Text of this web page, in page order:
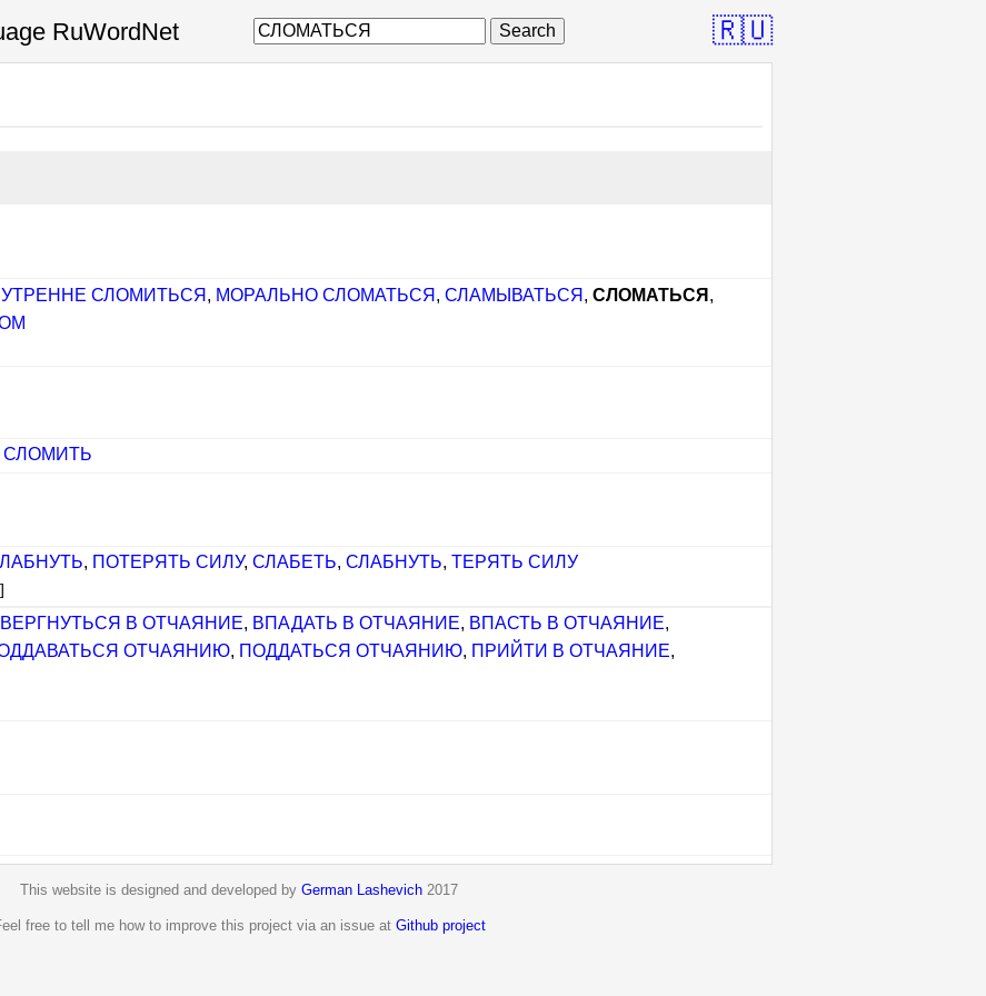
RuWordNet Search 🇷🇺
СЛОМИТЬСЯ , МОРАЛЬНО СЛОМАТЬСЯ , СЛАМЫВАТЬСЯ , СЛОМАТЬСЯ ,
СЛОМИТЬ
, ПОТЕРЯТЬ СИЛУ, СЛАБЕТЬ, СЛАБНУТЬ, ТЕРЯТЬ СИЛУ
В ОТЧАЯНИЕ, ВПАДАТЬ В ОТЧАЯНИЕ, ВПАСТЬ В ОТЧАЯНИЕ,
ОТЧАЯНИЮ, ПОДДАТЬСЯ ОТЧАЯНИЮ, ПРИЙТИ В ОТЧАЯНИЕ,
This website is designed and developed by German Lashevich 2017
free to tell me how to improve this project via an issue at Github project